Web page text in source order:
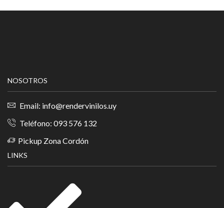
NOSOTROS
Email: info@rendervinilos.uy
Teléfono: 093 576 132
Pickup Zona Cordón
LINKS